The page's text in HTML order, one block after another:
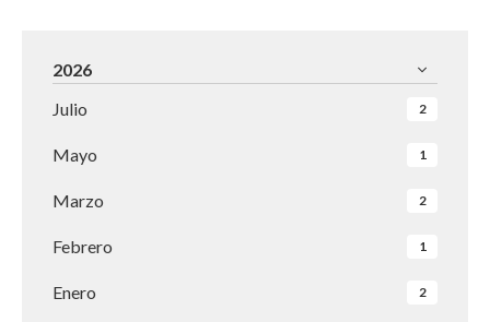
2026
Julio
2
Mayo 1
Marzo 2
Febrero 1
Enero 2